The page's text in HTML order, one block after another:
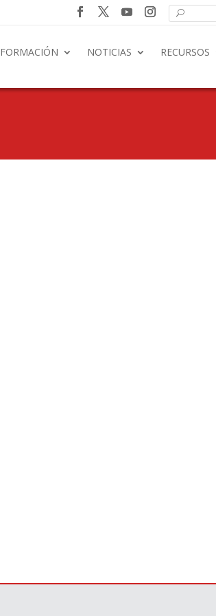
FORMACIÓN NOTICIAS RECURSOS